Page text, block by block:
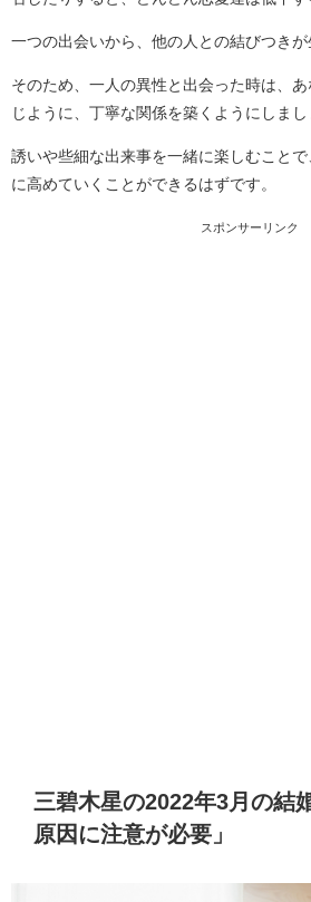
一つの出会いから、他の人との結びつきが
そのため、一人の異性と出会った時は、
じように、丁寧な関係を築くようにしまし
誘いや些細な出来事を一緒に楽しむこと
に高めていくことができるはずです。
スポンサーリンク
三碧木星の2022年3月の結
原因に注意が必要」